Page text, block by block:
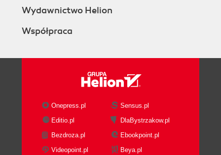
Wydawnictwo Helion
Współpraca
Onepress.pl
Sensus.pl
Editio.pl
DlaBystrzakow.pl
Bezdroza.pl
Ebookpoint.pl
Videopoint.pl
Beya.pl